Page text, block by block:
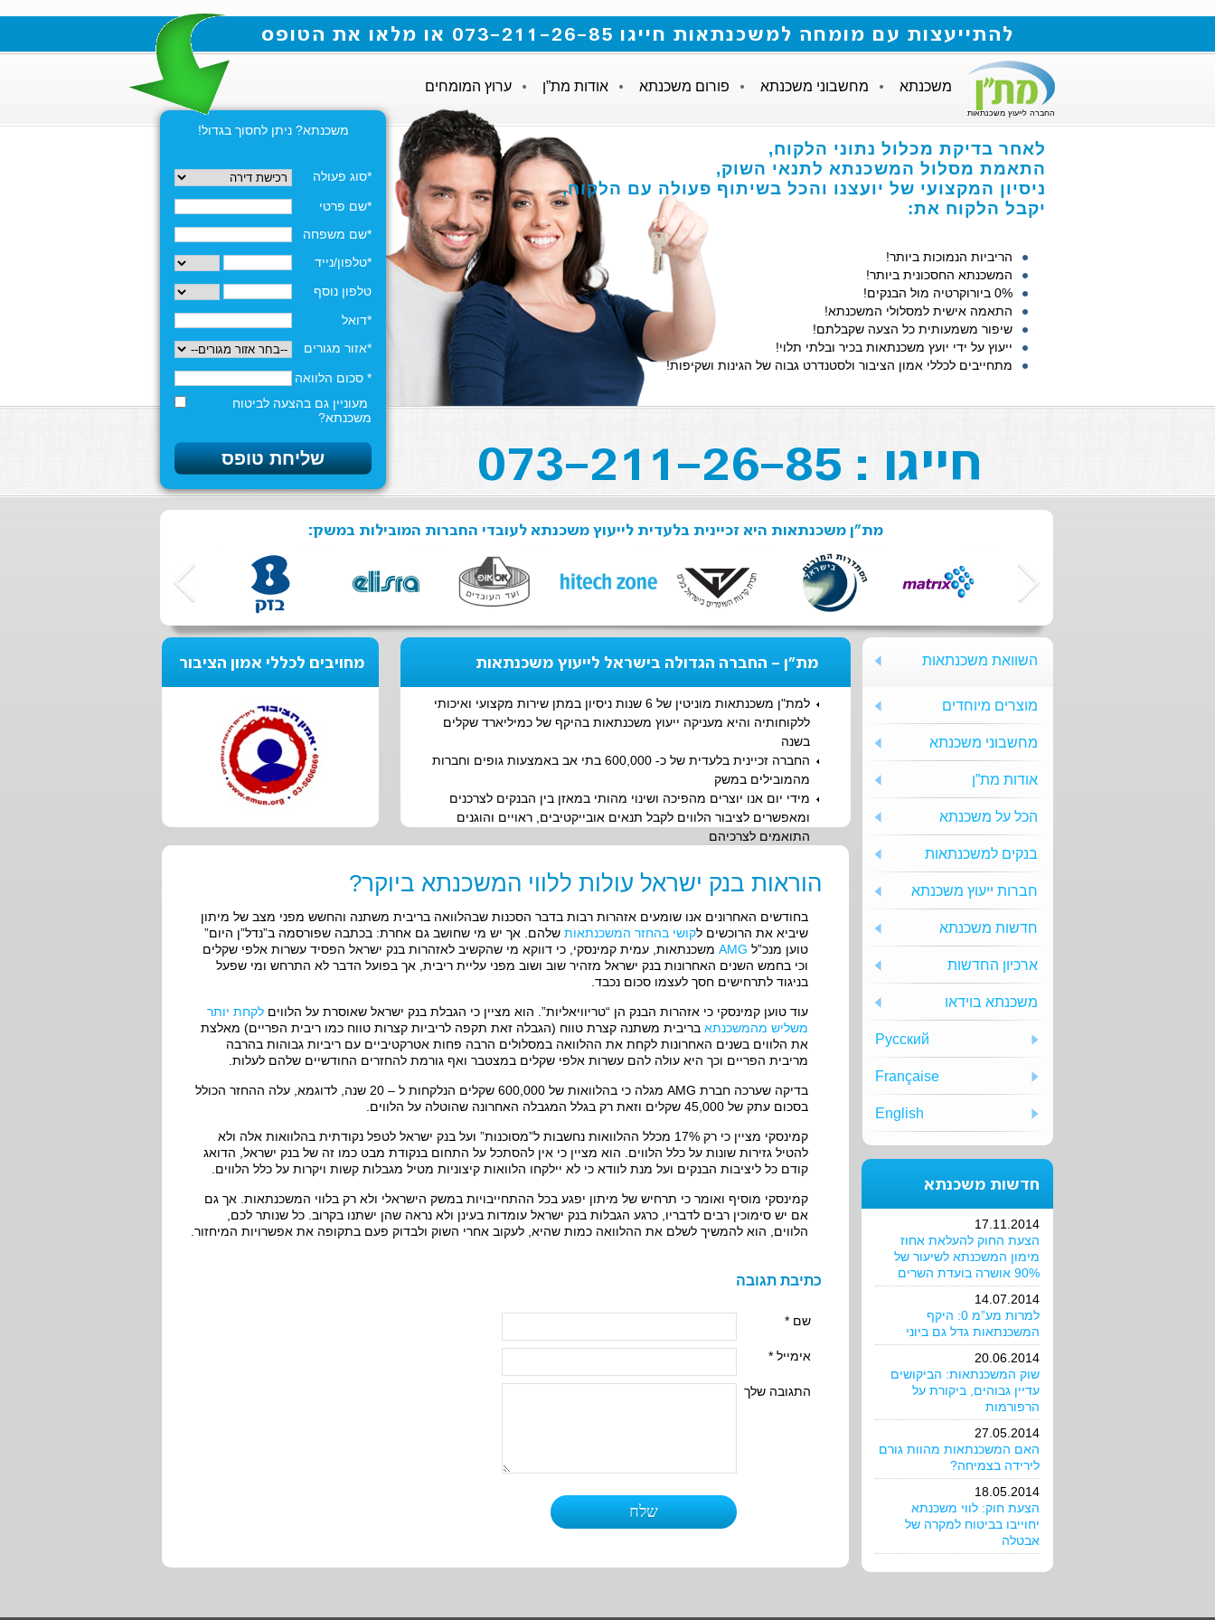
להתייעצות עם מומחה למשכנתאות חייגו 073-211-26-85 או מלאו את הטופס
החברה לייעוץ משכנתאות
משכנתא מחשבוני משכנתא פורום משכנתא אודות מת”ן ערוץ המומחים
משכנתא? ניתן לחסוך בגדול!
*סוג פעולה
*שם פרטי
*שם משפחה
*טלפון/נייד
טלפון נוסף
*דואל
*אזור מגורים
* סכום הלוואה
מעוניין גם בהצעה לביטוח
משכנתא?
לאחר בדיקת מכלול נתוני הלקוח,
התאמת מסלול המשכנתא לתנאי השוק,
ניסיון המקצועי של יועצנו והכל בשיתוף פעולה עם הלקוח,
יקבל הלקוח את:
הריביות הנמוכות ביותר!
המשכנתא החסכונית ביותר!
0% ביורוקרטיה מול הבנקים!
התאמה אישית למסלולי המשכנתא!
שיפור משמעותית כל הצעה שקבלתם!
ייעוץ על ידי יועץ משכנתאות בכיר ובלתי תלוי!
מתחייבים לכללי אמון הציבור ולסטנדרט גבוה של הגינות ושקיפות!
חייגו : 073-211-26-85
מת"ן משכנתאות היא זכיינית בלעדית לייעוץ משכנתא לעובדי החברות המובילות במשק:
השוואת משכנתאות
מוצרים מיוחדים
מחשבוני משכנתא
אודות מת”ן
הכל על משכנתא
בנקים למשכנתאות
חברות ייעוץ משכנתא
חדשות משכנתא
ארכיון החדשות
משכנתא בוידאו
Русский
Française
English
חדשות משכנתא
17.11.2014
הצעת החוק להעלאת אחוז
מימון המשכנתא לשיעור של
90% אושרה בועדת השרים
14.07.2014
למרות מע”מ 0: היקף
המשכנתאות גדל גם ביוני
20.06.2014
שוק המשכנתאות: הביקושים
עדיין גבוהים, ביקורת על
הרפורמות
27.05.2014
האם המשכנתאות מהוות גורם
לירידה בצמיחה?
18.05.2014
הצעת חוק: לווי משכנתא
יחוייבו בביטוח למקרה של
אבטלה
מחויבים לכללי אמון הציבור מת"ן - החברה הגדולה בישראל לייעוץ משכנתאות
למת"ן משכנתאות מוניטין של 6 שנות ניסיון במתן שירות מקצועי ואיכותי
ללקוחותיה והיא מעניקה ייעוץ משכנתאות בהיקף של כמיליארד שקלים
בשנה
החברה זכיינית בלעדית של כ- 600,000 בתי אב באמצעות גופים וחברות
מהמובילים במשק
מידי יום אנו יוצרים מהפיכה ושינוי מהותי במאזן בין הבנקים לצרכנים
ומאפשרים לציבור הלווים לקבל תנאים אובייקטיבים, ראויים והוגנים
התואמים לצרכיהם
הוראות בנק ישראל עולות ללווי המשכנתא ביוקר?
בחודשים האחרונים אנו שומעים אזהרות רבות בדבר הסכנות שבהלוואה בריבית משתנה והחשש מפני מצב של מיתון
שיביא את הרוכשים לקושי בהחזר המשכנתאות שלהם. אך יש מי שחושב גם אחרת: בכתבה שפורסמה ב”נדל”ן היום”
טוען מנכ”ל AMG משכנתאות, עמית קמינסקי, כי דווקא מי שהקשיב לאזהרות בנק ישראל הפסיד עשרות אלפי שקלים
וכי בחמש השנים האחרונות בנק ישראל מזהיר שוב ושוב מפני עליית ריבית, אך בפועל הדבר לא התרחש ומי שפעל
בניגוד לתרחישים חסך לעצמו סכום נכבד.
עוד טוען קמינסקי כי אזהרות הבנק הן “טריוויאליות”. הוא מציין כי הגבלת בנק ישראל שאוסרת על הלווים לקחת יותר
משליש מהמשכנתא בריבית משתנה קצרת טווח (הגבלה זאת תקפה לריביות קצרות טווח כמו ריבית הפריים) מאלצת
את הלווים בשנים האחרונות לקחת את ההלוואה במסלולים הרבה פחות אטרקטיביים עם ריביות גבוהות בהרבה
מריבית הפריים וכך היא עולה להם עשרות אלפי שקלים במצטבר ואף גורמת להחזרים החודשיים שלהם לעלות.
בדיקה שערכה חברת AMG מגלה כי בהלוואות של 600,000 שקלים הנלקחות ל – 20 שנה, לדוגמא, עלה ההחזר הכולל
בסכום עתק של 45,000 שקלים וזאת רק בגלל המגבלה האחרונה שהוטלה על הלווים.
קמינסקי מציין כי רק 17% מכלל ההלוואות נחשבות ל”מסוכנות” ועל בנק ישראל לטפל נקודתית בהלוואות אלה ולא
להטיל גזירות שונות על כלל הלווים. הוא מציין כי אין להסתכל על התחום בנקודת מבט כמו זה של בנק ישראל, הדואג
קודם כל ליציבות הבנקים ועל מנת לוודא כי לא יילקחו הלוואות קיצוניות מטיל מגבלות קשות ויקרות על כלל הלווים.
קמינסקי מוסיף ואומר כי תרחיש של מיתון יפגע בכל ההתחייבויות במשק הישראלי ולא רק בלווי המשכנתאות. אך גם
אם יש סימוכין רבים לדבריו, כרגע הגבלות בנק ישראל עומדות בעינן ולא נראה שהן ישתנו בקרוב. כל שנותר לכם,
הלווים, הוא להמשיך לשלם את ההלוואה כמות שהיא, לעקוב אחרי השוק ולבדוק פעם בתקופה את אפשרויות המיחזור.
כתיבת תגובה
שם *
אימייל *
התגובה שלך